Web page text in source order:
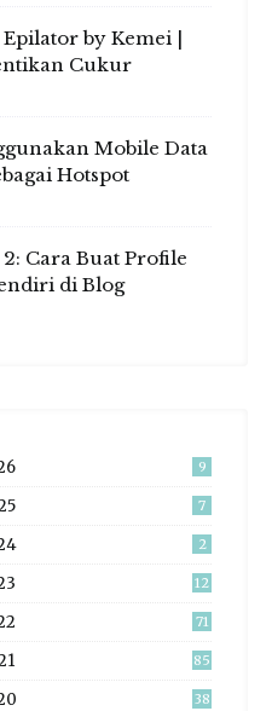
by Kemei |
Cukur
Mobile Data
Hotspot
Cara Buat Profile
di Blog
9
7
2
12
71
85
38